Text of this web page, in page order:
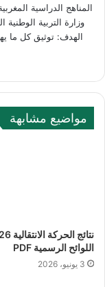
المناهج الدراسية
وزارة التربية
الهدف: توثيق كل ما
مواضيع مشابهة
اللوائح الرسمية PDF
3 يونيو، 2026